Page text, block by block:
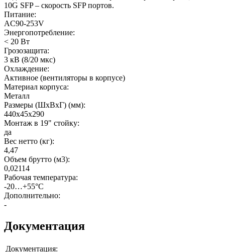
10G SFP – скорость SFP портов.
Питание:
AC90-253V
Энергопотребление:
< 20 Вт
Грозозащита:
3 кВ (8/20 мкс)
Охлаждение:
Активное (вентиляторы в корпусе)
Материал корпуса:
Металл
Размеры (ШхВхГ) (мм):
440x45x290
Монтаж в 19" стойку:
да
Вес нетто (кг):
4,47
Объем брутто (м3):
0,02114
Рабочая температура:
-20…+55°С
Дополнительно:
-
Документация
Документация: